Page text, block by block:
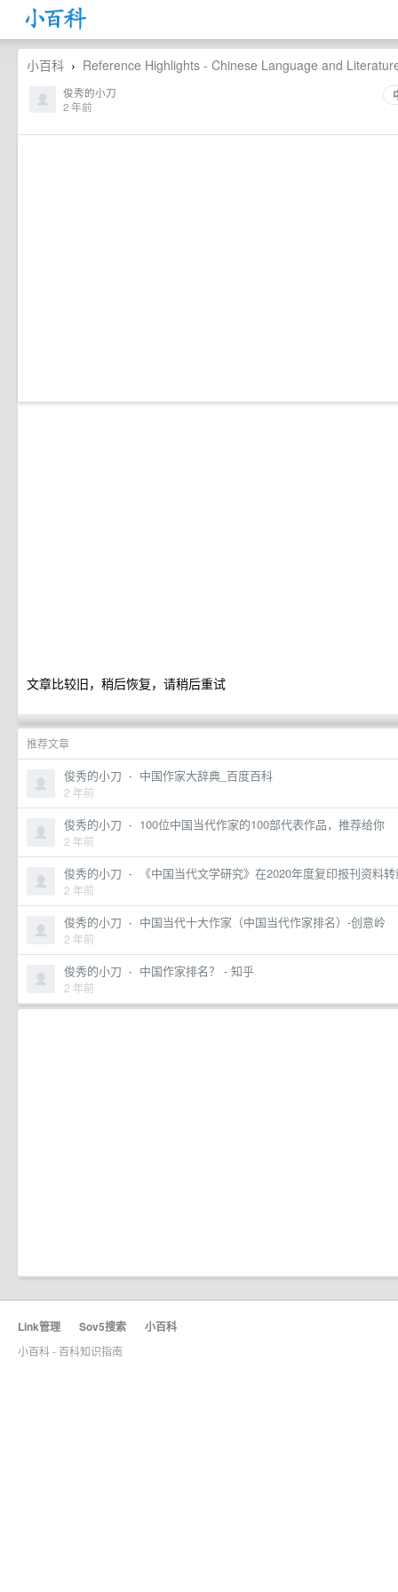
小百科 › Reference Highlights - Chinese Language and
俊秀的小刀
2 年前
文章比较旧，稍后恢复，请稍后重试
推荐文章
俊秀的小刀 · 中国作家大辞典_百度百科
2 年前
俊秀的小刀 · 100位中国当代作家的100部代表作品，推荐给你
2 年前
俊秀的小刀 · 《中国当代文学研究》在2020年度复印报刊资料
2 年前
俊秀的小刀 · 中国当代十大作家（中国当代作家排名）-创意岭
2 年前
俊秀的小刀 · 中国作家排名？ - 知乎
2 年前
Link管理 · Sov5搜索 · 小百科
小百科 - 百科知识指南